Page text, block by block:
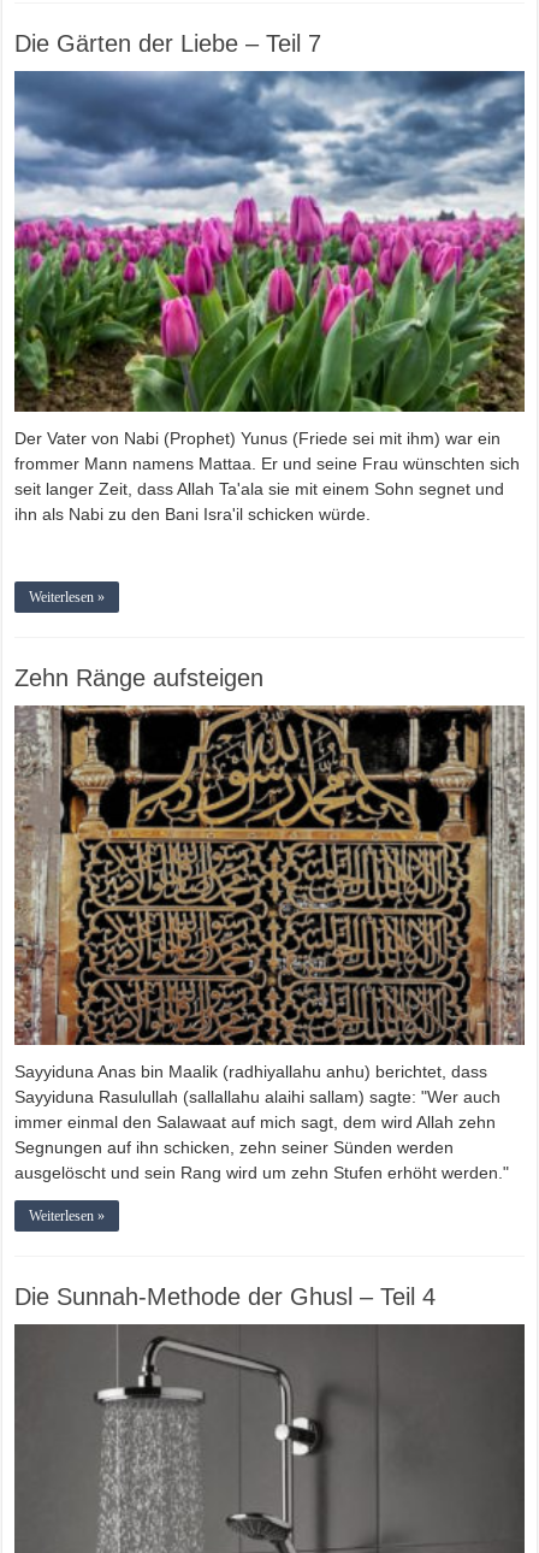
Die Gärten der Liebe – Teil 7
Der Vater von Nabi (Prophet) Yunus (Friede sei mit ihm) war ein
frommer Mann namens Mattaa. Er und seine Frau wünschten sich
seit langer Zeit, dass Allah Ta'ala sie mit einem Sohn segnet und
ihn als Nabi zu den Bani Isra'il schicken würde.
Weiterlesen »
Zehn Ränge aufsteigen
Sayyiduna Anas bin Maalik (radhiyallahu anhu) berichtet, dass
Sayyiduna Rasulullah (sallallahu alaihi sallam) sagte: "Wer auch
immer einmal den Salawaat auf mich sagt, dem wird Allah zehn
Segnungen auf ihn schicken, zehn seiner Sünden werden
ausgelöscht und sein Rang wird um zehn Stufen erhöht werden."
Weiterlesen »
Die Sunnah-Methode der Ghusl – Teil 4